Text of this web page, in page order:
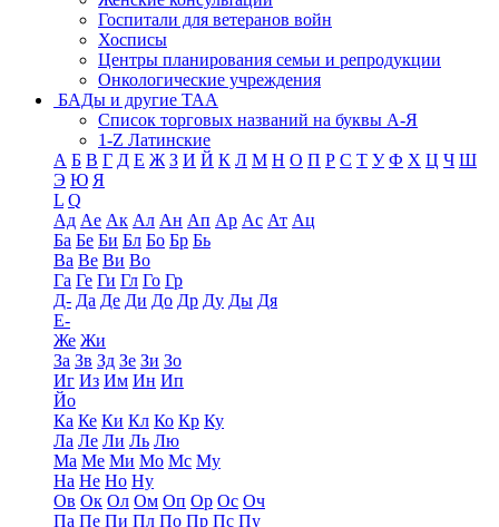
Госпитали для ветеранов войн
Хосписы
Центры планирования семьи и репродукции
Онкологические учреждения
БАДы и другие ТАА
Список торговых названий на буквы А-Я
1-Z Латинские
А Б В Г Д Е Ж З И Й К Л М Н О П Р С Т У Ф Х Ц Ч Ш
Э Ю Я
L Q
Ад Ае Ак Ал Ан Ап Ар Ас Ат Ац
Ба Бе Би Бл Бо Бр Бь
Ва Ве Ви Во
Га Ге Ги Гл Го Гр
Д- Да Де Ди До Др Ду Ды Дя
Е-
Же Жи
За Зв Зд Зе Зи Зо
Иг Из Им Ин Ип
Йо
Ка Ке Ки Кл Ко Кр Ку
Ла Ле Ли Ль Лю
Ма Ме Ми Мо Мс Му
На Не Но Ну
Ов Ок Ол Ом Оп Ор Ос Оч
Па Пе Пи Пл По Пр Пс Пу